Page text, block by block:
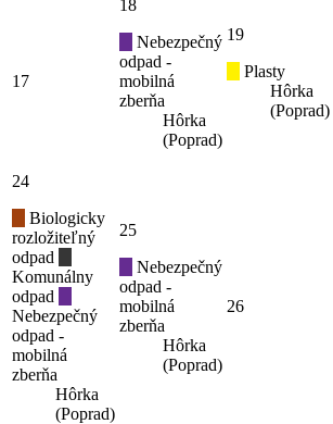
17
18
Nebezpečný
odpad -
mobilná
zberňa
Hôrka
(Poprad)
19
Plasty
Hôrka
(Poprad)
24
Biologicky
rozložiteľný
odpad
Komunálny
odpad
Nebezpečný
odpad -
mobilná
zberňa
Hôrka
(Poprad)
25
Nebezpečný
odpad -
mobilná
zberňa
Hôrka
(Poprad)
26